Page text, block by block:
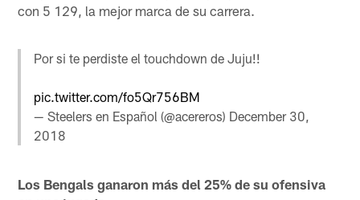
con 5 129, la mejor marca de su carrera.
Por si te perdiste el touchdown de Juju!!
pic.twitter.com/fo5Qr756BM
— Steelers en Español (@acereros) December 30,
2018
Los Bengals ganaron más del 25% de su ofensiva